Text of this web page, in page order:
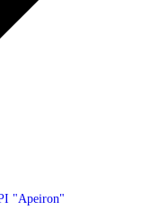
"Apeiron"